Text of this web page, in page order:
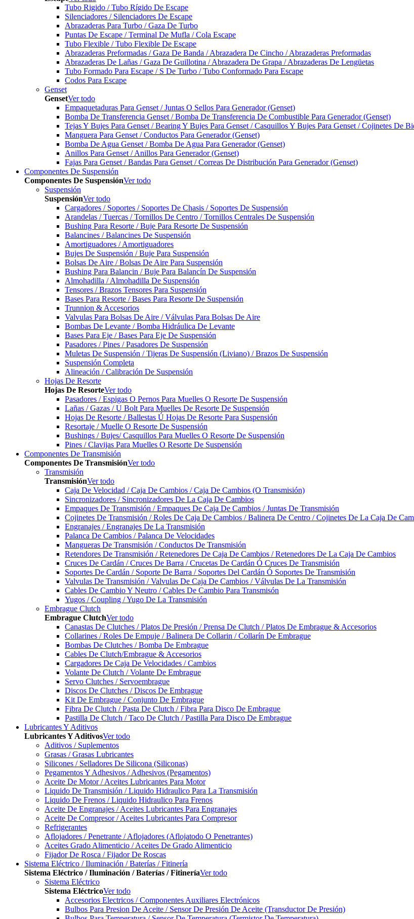
Tubo Rigido / Tubo Rígido De Escape
Silenciadores / Silenciadores De Escape
Abrazaderas Para Turbo / Gaza De Turbo
Puntas De Escape / Terminal De Mufla / Cola Escape
Tubo Flexible / Tubo Flexible De Escape
Abrazaderas Preformadas / Gaza De Banda / Abrazadera De Cincho / Abrazaderas Preformadas
Abrazaderas De Lañas / Gaza De Guillotina / Abrazadera De Grapa / Abrazaderas De Lengüetas
Tubo Formado Para Escape / S De Turbo / Tubo Conformado Para Escape
Codos Para Escape
Genset
GensetVer todo
Empaquetaduras Para Genset / Juntas O Sellos Para Generador (Genset)
Bomba De Transferencia Genset / Bomba De Transferencia De Combustible Para Generador (Genset)
Tejas Y Bujes Para Genset / Bearing Y Bujes Para Genset / Casquillos Y Bujes Para Genset / Cojinetes De
Manguera Para Genset / Conductos Para Generador (Genset)
Bomba De Agua Genset / Bomba De Agua Para Generador (Genset)
Anillos Para Genset / Anillos Para Generador (Genset)
Fajas Para Genset / Bandas Para Genset / Correas De Distribución Para Generador (Genset)
Componentes De Suspensión
Componentes De SuspensiónVer todo
Suspensión
SuspensiónVer todo
Cargadores / Soportes / Soportes De Chasis / Soportes De Suspensión
Arandelas / Tuercas / Tornillos De Centro / Tornillos Centrales De Suspensión
Bushing Para Resorte / Buje Para Resorte De Suspensión
Balancines / Balancines De Suspensión
Amortiguadores / Amortiguadores
Bujes De Suspensión / Buje Para Suspensión
Bolsas De Aire / Bolsas De Aire Para Suspensión
Bushing Para Balancin / Buje Para Balancín De Suspensión
Almohadilla / Almohadilla De Suspensión
Tensores / Brazos Tensores Para Suspensión
Bases Para Resorte / Bases Para Resorte De Suspensión
Trunnion & Accesorios
Valvulas Para Bolsas De Aire / Válvulas Para Bolsas De Aire
Bombas De Levante / Bomba Hidráulica De Levante
Bases Para Eje / Bases Para Eje De Suspensión
Pasadores / Pines / Pasadores De Suspensión
Muletas De Suspensión / Tijeras De Suspensión (Liviano) / Brazos De Suspensión
Suspensión Completa
Alineación / Calibración De Suspensión
Hojas De Resorte
Hojas De ResorteVer todo
Pasadores / Espigas O Pernos Para Muelles O Resorte De Suspensión
Lañas / Gazas / U Bolt Para Muelles De Resorte De Suspensión
Hojas De Resorte / Ballestas Ú Hojas De Resorte Para Suspensión
Resortaje / Muelle O Resorte De Suspensión
Bushings / Bujes/ Casquillos Para Muelles O Resorte De Suspensión
Pines / Clavijas Para Muelles O Resorte De Suspensión
Componentes De Transmisión
Componentes De TransmisiónVer todo
Transmisión
TransmisiónVer todo
Caja De Velocidad / Caja De Cambios / Caja De Cambios (O Transmisión)
Sincronizadores / Sincronizadores De La Caja De Cambios
Empaques De Transmisión / Empaques De Caja De Cambios / Juntas De Transmisión
Cojinetes De Transmisión / Roles De Caja De Cambios / Balinera De Centro / Cojinetes De La Caja De
Engranajes / Engranajes De La Transmisión
Palanca De Cambios / Palanca De Velocidades
Mangueras De Transmisión / Conductos De Transmisión
Retendores De Transmisión / Retenedores De Caja De Cambios / Retenedores De La Caja De Cambios
Cruces De Cardán / Cruces De Barra / Crucetas De Cardán Ó Cruces De Transmisión
Soportes De Cardán / Soporte De Barra / Soportes Del Cardán Ó Soportes De Transmisión
Valvulas De Transmisión / Valvulas De Caja De Cambios / Válvulas De La Transmisión
Cables De Cambio Y Neutro / Cables De Cambio Para Transmisón
Yugos / Coupling / Yugo De La Transmisión
Embrague Clutch
Embrague ClutchVer todo
Canastas De Clutches / Platos De Presión / Prensa De Clutch / Platos De Embrague & Accesorios
Collarines / Roles De Empuje / Balinera De Collarin / Collarín De Embrague
Bombas De Clutches / Bomba De Embrague
Cables De Clutch/Embrague & Accesorios
Cargadores De Caja De Velocidades / Cambios
Volante De Clutch / Volante De Embrague
Servo Clutches / Servoembrague
Discos De Clutches / Discos De Embrague
Kit De Embrague / Conjunto De Embrague
Fibra De Clutch / Pasta De Clutch / Fibra Para Disco De Embrague
Pastilla De Clutch / Taco De Clutch / Pastilla Para Disco De Embrague
Lubricantes Y Aditivos
Lubricantes Y AditivosVer todo
Aditivos / Suplementos
Grasas / Grasas Lubricantes
Silicones / Selladores De Silicona (Siliconas)
Pegamentos Y Adhesivos / Adhesivos (Pegamentos)
Aceite De Motor / Aceites Lubricantes Para Motor
Liquido De Transmisión / Liquido Hidraulico Para La Transmisión
Liquido De Frenos / Liquido Hidraulico Para Frenos
Aceite De Engranajes / Aceites Lubricantes Para Engranajes
Aceite De Compresor / Aceites Lubricantes Para Compresor
Refrigerantes
Aflojadores / Penetrante / Aflojadores (Aflojatodo O Penetrantes)
Aceites Grado Alimenticio / Aceites De Grado Alimenticio
Fijador De Rosca / Fijador De Roscas
Sistema Eléctrico / Iluminación / Baterías / Fitinería
Sistema Eléctrico / Iluminación / Baterías / FitineríaVer todo
Sistema Eléctrico
Sistema EléctricoVer todo
Accesorios Electricos / Componentes Auxiliares Electrónicos
Bulbos Para Presion De Aceite / Sensor De Presión De Aceite (Transductor De Presión)